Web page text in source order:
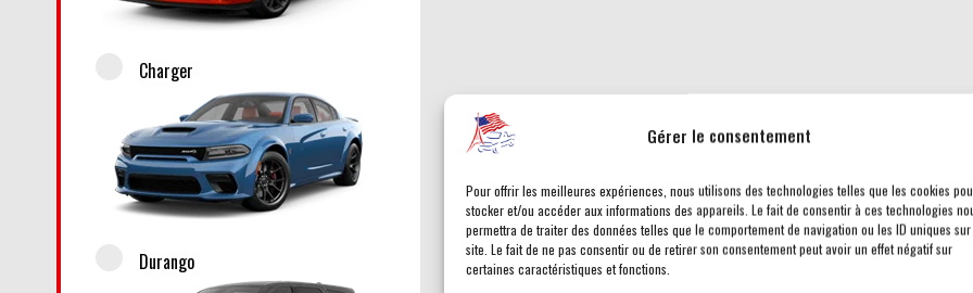
Gérer le consentement
Pour offrir les meilleures expériences, nous utilisons des technologies telles que les cookies
stocker et/ou accéder aux informations des appareils. Le fait de consentir à ces technologies
permettra de traiter des données telles que le comportement de navigation ou les ID uniques
site. Le fait de ne pas consentir ou de retirer son consentement peut avoir un effet négatif sur
certaines caractéristiques et fonctions.
Charger
Durango